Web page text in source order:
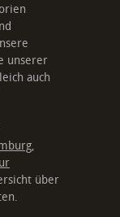
unserer
auch
,
über